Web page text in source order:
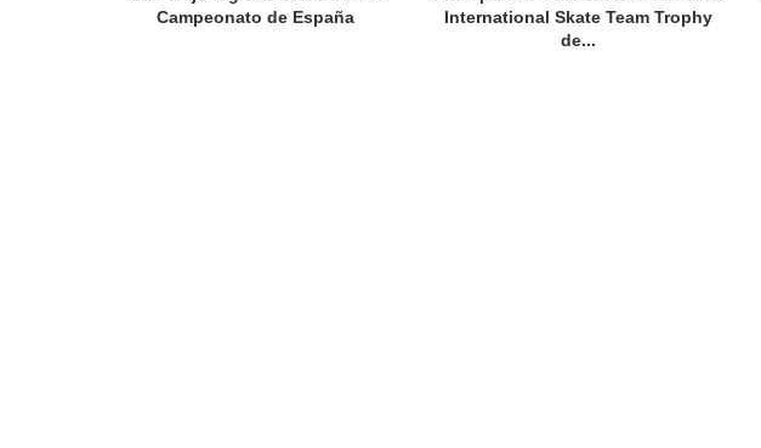
Campeonato de España
International Skate Team Trophy
de...